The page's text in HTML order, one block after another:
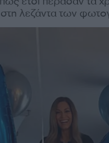
λεζάντα των